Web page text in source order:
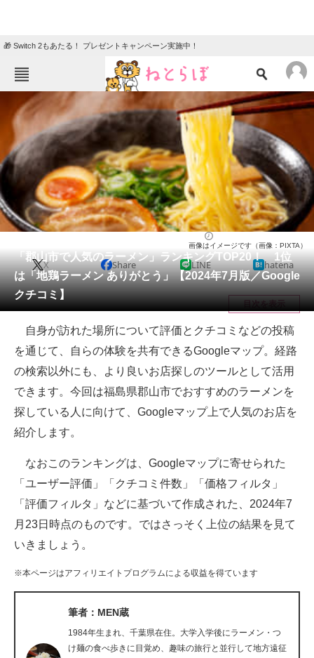
🎁 Switch 2もあたる！ プレゼントキャンペーン実施中！
ねとらぼメニュー
TOP ニュース
エンタメ クイズ
グルメ 地域
住まい 教育・育児
動物 リサーチ
会員記事
メディア
注目記事を集めた総合ページ
ITの今と未来を見通す
スマホと通信の最新トレンド
進化するPCとデバイスの未来
好きが集まる 比べて選べる
ビジネスと働き方のヒント
企業ITのトレンドを詳説
ITエンジニア向け専門サイト
企業向けIT製品の総合サイト
「郡山市で人気のラーメン」ランキングTOP20！ 1位
は「地鶏ラーメン ありがとう」【2024年7月版／Google
クチコミ】
画像はイメージです（画像：PIXTA）
X Share LINE hatena
目次を表示
自身が訪れた場所について評価とクチコミなどの投稿
を通じて、自らの体験を共有できるGoogleマップ。経路
の検索以外にも、より良いお店探しのツールとして活用
できます。今回は福島県郡山市でおすすめのラーメンを
探している人に向けて、Googleマップ上で人気のお店を
紹介します。
なおこのランキングは、Googleマップに寄せられた
「ユーザー評価」「クチコミ件数」「価格フィルタ」
「評価フィルタ」などに基づいて作成された、2024年7
月23日時点のものです。ではさっそく上位の結果を見て
いきましょう。
※本ページはアフィリエイトプログラムによる収益を得ています
筆者：MEN蔵
1984年生まれ、千葉県在住。大学入学後にラーメン・つ
け麺の食べ歩きに目覚め、趣味の旅行と並行して地方遠征